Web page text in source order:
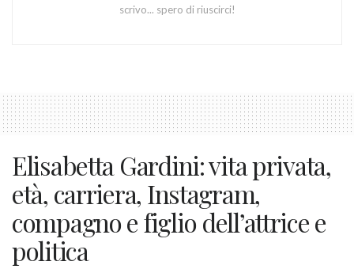
scrivo... spero di riuscirci!
Elisabetta Gardini: vita privata,
età, carriera, Instagram,
compagno e figlio dell’attrice e
politica